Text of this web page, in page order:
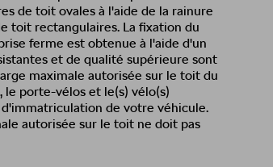
de toit ovales à l'aide de la rainure
toit rectangulaires. La fixation du
ferme est obtenue à l'aide d'un
et de qualité supérieure sont
maximale autorisée sur le toit du
le porte-vélos et le(s) vélo(s)
de votre véhicule.
autorisée sur le toit ne doit pas